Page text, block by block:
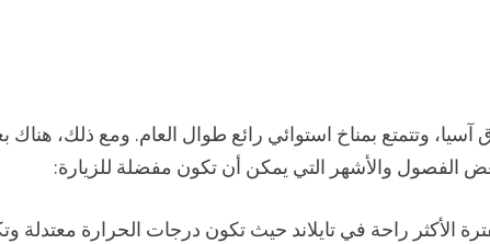
وتتمتع بمناخ استوائي رائع طوال العام. ومع ذلك،
بعض الفصول والأشهر التي يمكن أن تكون مفضلة للزيارة:
الأكثر راحة في تايلاند حيث تكون درجات الحرارة معتدلة